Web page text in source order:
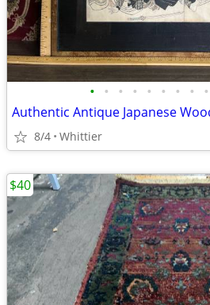
• • • • • • • • •
8/4 Whittier
$40